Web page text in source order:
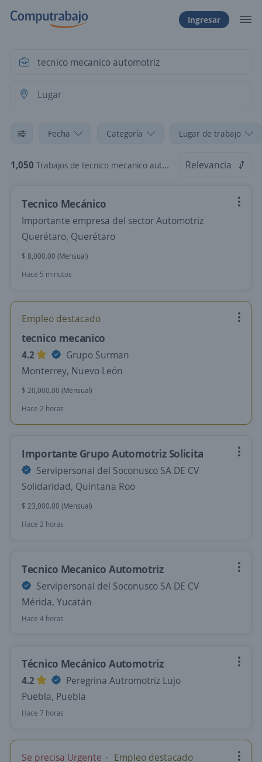
Ingresar
Fecha Categoría Lugar de trabajo
1,050 Trabajos de tecnico mecanico automotriz Relevancia
Tecnico Mecánico
Importante empresa del sector Automotriz
Querétaro, Querétaro
$ 8,000.00 (Mensual)
Hace 5 minutos
Empleo destacado
tecnico mecanico
4.2
Grupo Surman
Monterrey, Nuevo León
$ 20,000.00 (Mensual)
Hace 2 horas
Importante Grupo Automotriz Solicita
Servipersonal del Soconusco SA DE CV
Solidaridad, Quintana Roo
$ 23,000.00 (Mensual)
Hace 2 horas
Tecnico Mecanico Automotriz
Servipersonal del Soconusco SA DE CV
Mérida, Yucatán
Hace 4 horas
Técnico Mecánico Automotriz
4.2
Peregrina Autromotriz Lujo
Puebla, Puebla
Hace 7 horas
Se precisa Urgente Empleo destacado